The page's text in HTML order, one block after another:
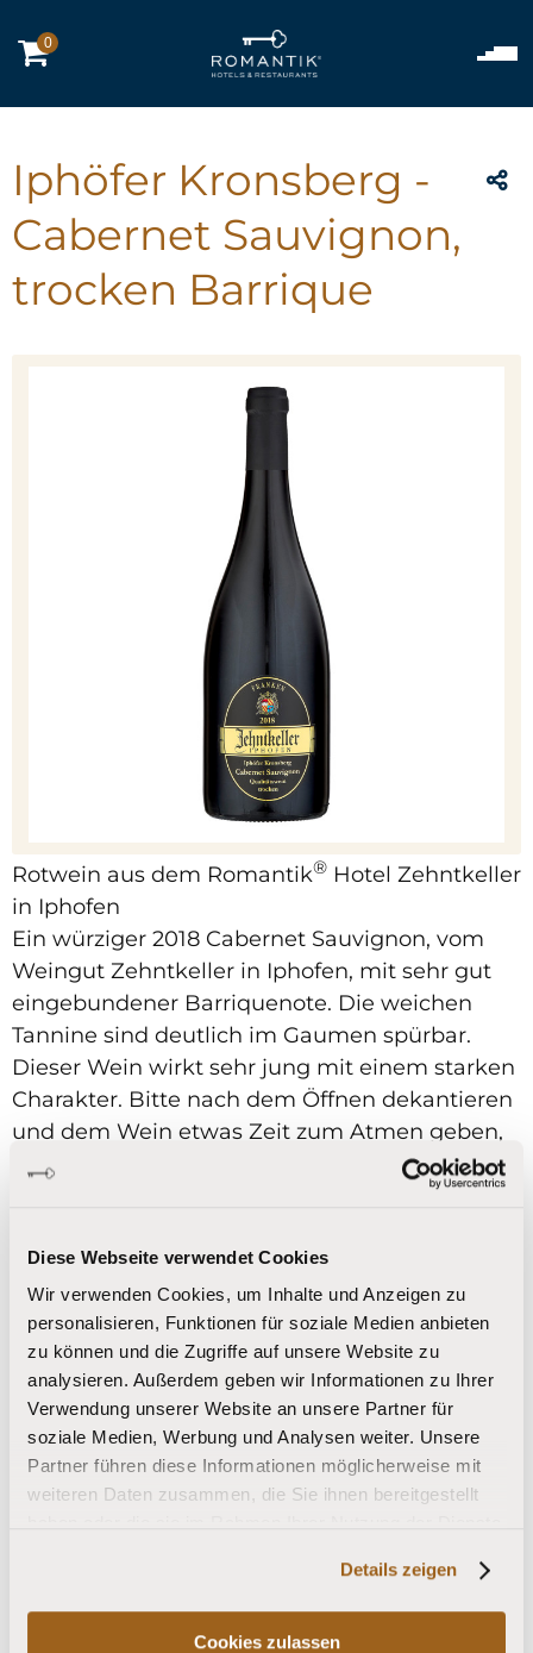
Diese Webseite verwendet Cookies
Wir verwenden Cookies, um Inhalte und Anzeigen zu
personalisieren, Funktionen für soziale Medien anbieten
zu können und die Zugriffe auf unsere Website zu
analysieren. Außerdem geben wir Informationen zu Ihrer
Verwendung unserer Website an unsere Partner für
soziale Medien, Werbung und Analysen weiter. Unsere
Partner führen diese Informationen möglicherweise mit
weiteren Daten zusammen, die Sie ihnen bereitgestellt
Details zeigen
Cookies zulassen
0
Iphöfer Kronsberg -
Cabernet Sauvignon,
trocken Barrique
Rotwein aus dem Romantik® Hotel Zehntkeller
in Iphofen
Ein würziger 2018 Cabernet Sauvignon, vom
Weingut Zehntkeller in Iphofen, mit sehr gut
eingebundener Barriquenote. Die weichen
Tannine sind deutlich im Gaumen spürbar.
Dieser Wein wirkt sehr jung mit einem starken
Charakter. Bitte nach dem Öffnen dekantieren
und dem Wein etwas Zeit zum Atmen geben,
nur so kann er sein ganzes Potenzial entfalten.
Inhalt: 0,75 l
Alkoholgehalt (Vol%): 14%
Preis/Liter: 24,67 EUR
Gesamtpreis: 18,50 EUR